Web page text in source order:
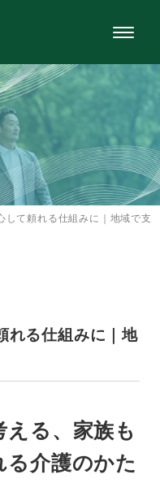
して頼れる仕組みに｜地域で支
れる仕組みに｜地
る、家族も
る介護のかた